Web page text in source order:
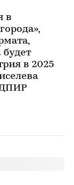
в
будет
в 2025
ДПИР